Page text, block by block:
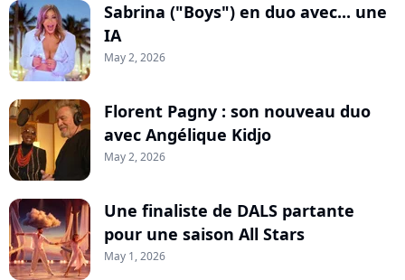
Sabrina ("Boys") en duo avec... une
IA
May 2, 2026
Florent Pagny : son nouveau duo
avec Angélique Kidjo
May 2, 2026
Une finaliste de DALS partante
pour une saison All Stars
May 1, 2026